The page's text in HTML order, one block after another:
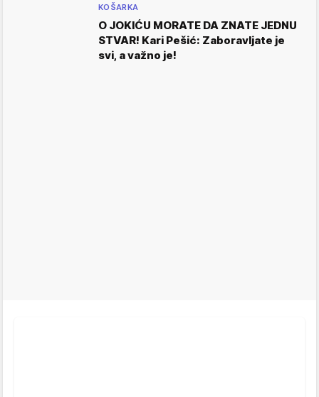
KOŠARKA
O JOKIĆU MORATE DA ZNATE JEDNU
STVAR! Kari Pešić: Zaboravljate je
svi, a važno je!